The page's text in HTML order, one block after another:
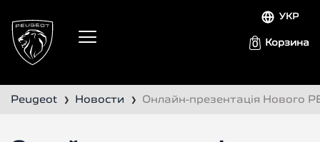
0 Корзина
УКР
Peugeot ❯ Новости ❯ Онлайн-презентація Нового